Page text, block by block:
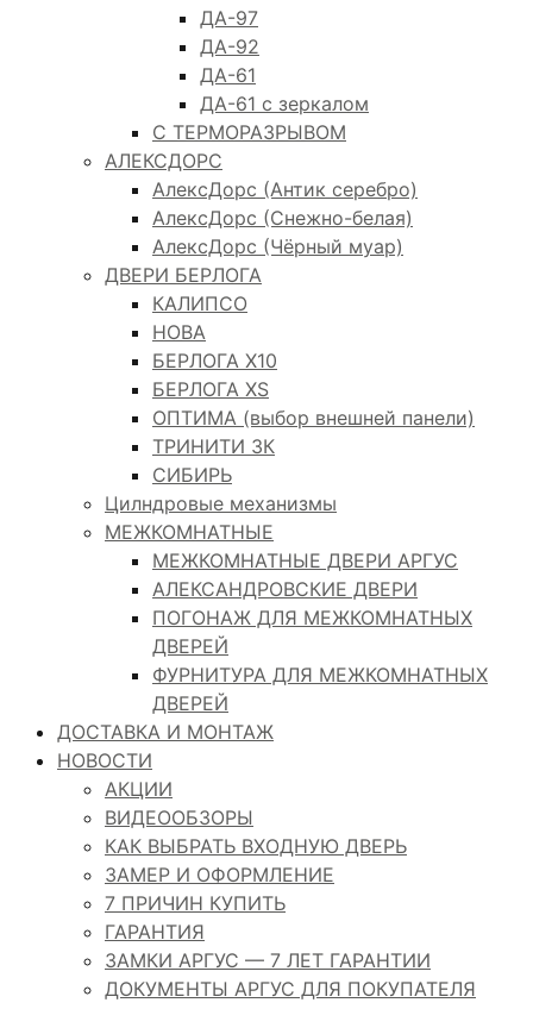
ДА-97
ДА-92
ДА-61
ДА-61 с зеркалом
С ТЕРМОРАЗРЫВОМ
АЛЕКСДОРС
АлексДорс (Антик серебро)
АлексДорс (Снежно-белая)
АлексДорс (Чёрный муар)
ДВЕРИ БЕРЛОГА
КАЛИПСО
НОВА
БЕРЛОГА Х10
БЕРЛОГА XS
ОПТИМА (выбор внешней панели)
ТРИНИТИ 3К
СИБИРЬ
Цилндровые механизмы
МЕЖКОМНАТНЫЕ
МЕЖКОМНАТНЫЕ ДВЕРИ АРГУС
АЛЕКСАНДРОВСКИЕ ДВЕРИ
ПОГОНАЖ ДЛЯ МЕЖКОМНАТНЫХ
ДВЕРЕЙ
ФУРНИТУРА ДЛЯ МЕЖКОМНАТНЫХ
ДВЕРЕЙ
ДОСТАВКА И МОНТАЖ
НОВОСТИ
АКЦИИ
ВИДЕООБЗОРЫ
КАК ВЫБРАТЬ ВХОДНУЮ ДВЕРЬ
ЗАМЕР И ОФОРМЛЕНИЕ
7 ПРИЧИН КУПИТЬ
ГАРАНТИЯ
ЗАМКИ АРГУС — 7 ЛЕТ ГАРАНТИИ
ДОКУМЕНТЫ АРГУС ДЛЯ ПОКУПАТЕЛЯ